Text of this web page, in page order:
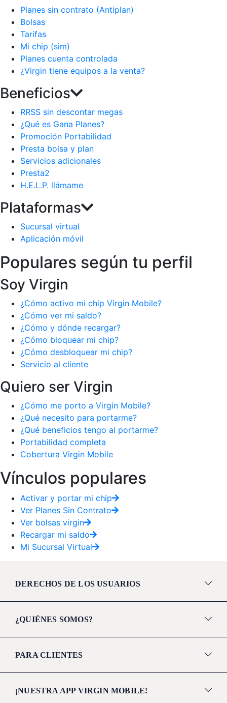
Planes sin contrato (Antiplan)
Bolsas
Tarifas
Mi chip (sim)
Planes cuenta controlada
¿Virgin tiene equipos a la venta?
Beneficios
RRSS sin descontar megas
¿Qué es Gana Planes?
Promoción Portabilidad
Presta bolsa y plan
Servicios adicionales
Presta2
H.E.L.P. llámame
Plataformas
Sucursal virtual
Aplicación móvil
Populares según tu perfil
Soy Virgin
¿Cómo activo mi chip Virgin Mobile?
¿Cómo ver mi saldo?
¿Cómo y dónde recargar?
¿Cómo bloquear mi chip?
¿Cómo desbloquear mi chip?
Servicio al cliente
Quiero ser Virgin
¿Cómo me porto a Virgin Mobile?
¿Qué necesito para portarme?
¿Qué beneficios tengo al portarme?
Portabilidad completa
Cobertura Virgin Mobile
Vínculos populares
Activar y portar mi chip
Ver Planes Sin Contrato
Ver bolsas virgin
Recargar mi saldo
Mi Sucursal Virtual
DERECHOS DE LOS USUARIOS
¿QUIÉNES SOMOS?
PARA CLIENTES
¡NUESTRA APP VIRGIN MOBILE!